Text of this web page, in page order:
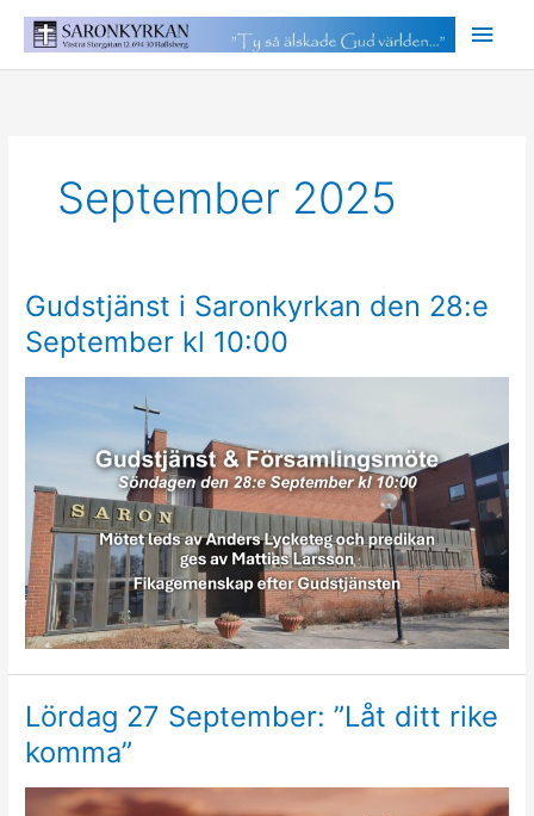
September 2025
Gudstjänst i Saronkyrkan den 28:e
September kl 10:00
Lördag 27 September: ”Låt ditt rike
komma”